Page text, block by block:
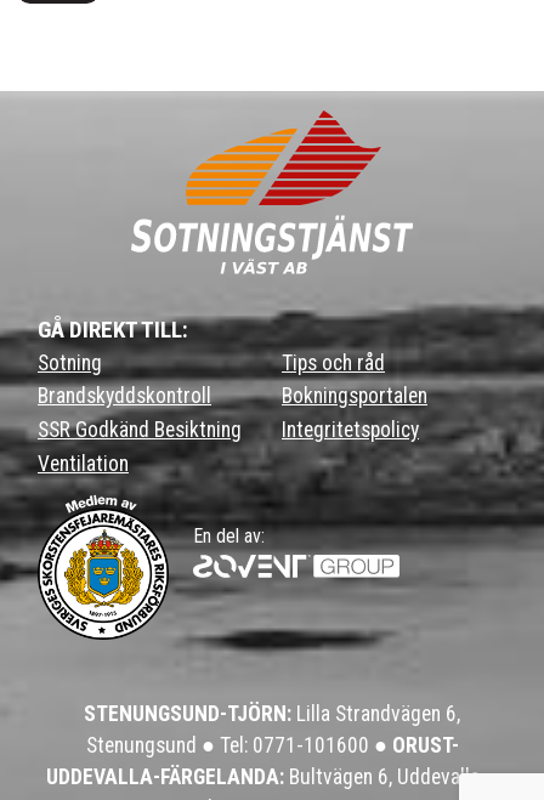
GÅ DIREKT TILL:
Sotning
Brandskyddskontroll
SSR Godkänd Besiktning
Ventilation
Tips och råd
Bokningsportalen
Integritetspolicy
En del av:
STENUNGSUND-TJÖRN: Lilla Strandvägen 6,
Stenungsund ● Tel: 0771-101600 ● ORUST-
UDDEVALLA-FÄRGELANDA: Bultvägen 6, Uddevalla ●